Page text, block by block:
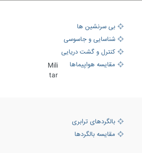
بی سرنشین ها
شناسایی و جاسوسی
کنترل و گشت دریایی
مقایسه هواپیماها
Mili
tar
بالگردهای ترابری
مقایسه بالگردها